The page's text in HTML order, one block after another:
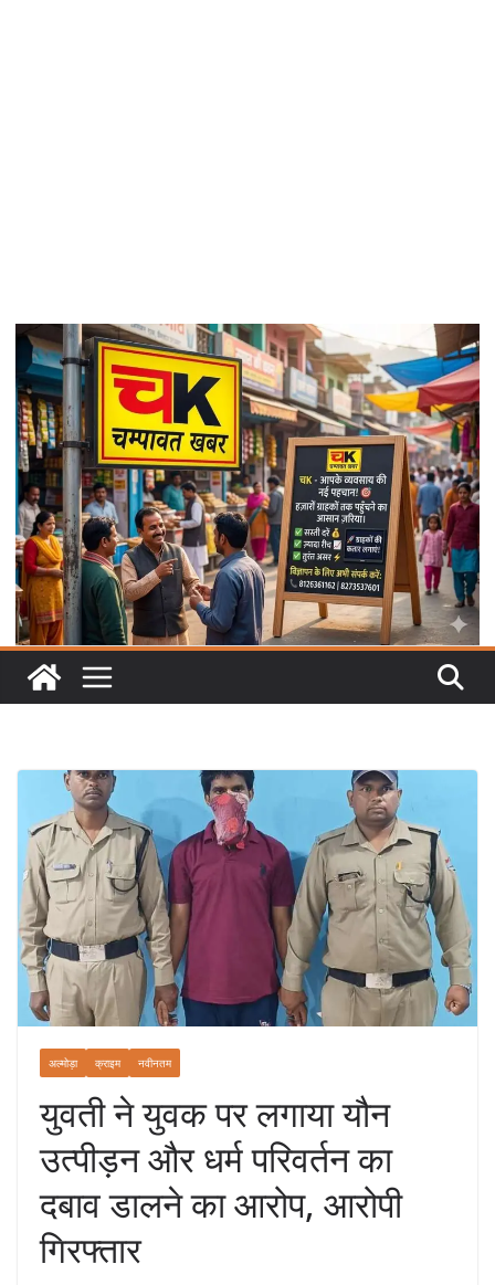
अल्मोड़ा क्राइम नवीनतम
युवती ने युवक पर लगाया यौन
उत्पीड़न और धर्म परिवर्तन का
दबाव डालने का आरोप, आरोपी
गिरफ्तार